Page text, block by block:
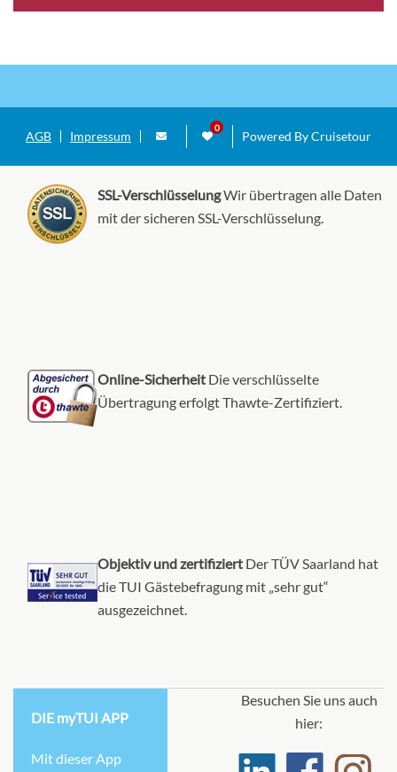
AGB Impressum Powered By Cruisetour
SSL-VerschlüsselungWir übertragen alle Daten
mit der sicheren SSL-Verschlüsselung.
Online-Sicherheit Die verschlüsselte
Übertragung erfolgt Thawte-Zertifiziert.
Objektiv und zertifiziert Der TÜV Saarland hat
die TUI Gästebefragung mit „sehr gut“
ausgezeichnet.
DIE myTUI APP
Mit dieser App
Besuchen Sie uns auch
hier: